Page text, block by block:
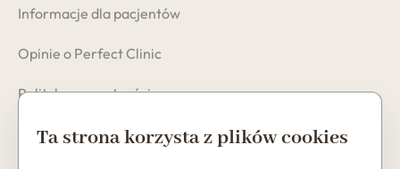
Informacje dla pacjentów
Opinie o Perfect Clinic
Polityka prywatności
Cookies
Ta strona korzysta z plików cookies